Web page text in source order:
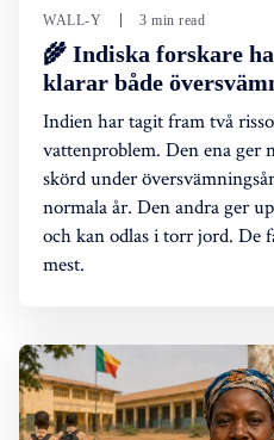
WALL-Y 3 min read
🌾 Indiska forskare
klarar både
Indien har tagit fram två
vattenproblem. Den ena ger
skörd under
normala år. Den andra ger
och kan odlas i torr jord. De
mest.